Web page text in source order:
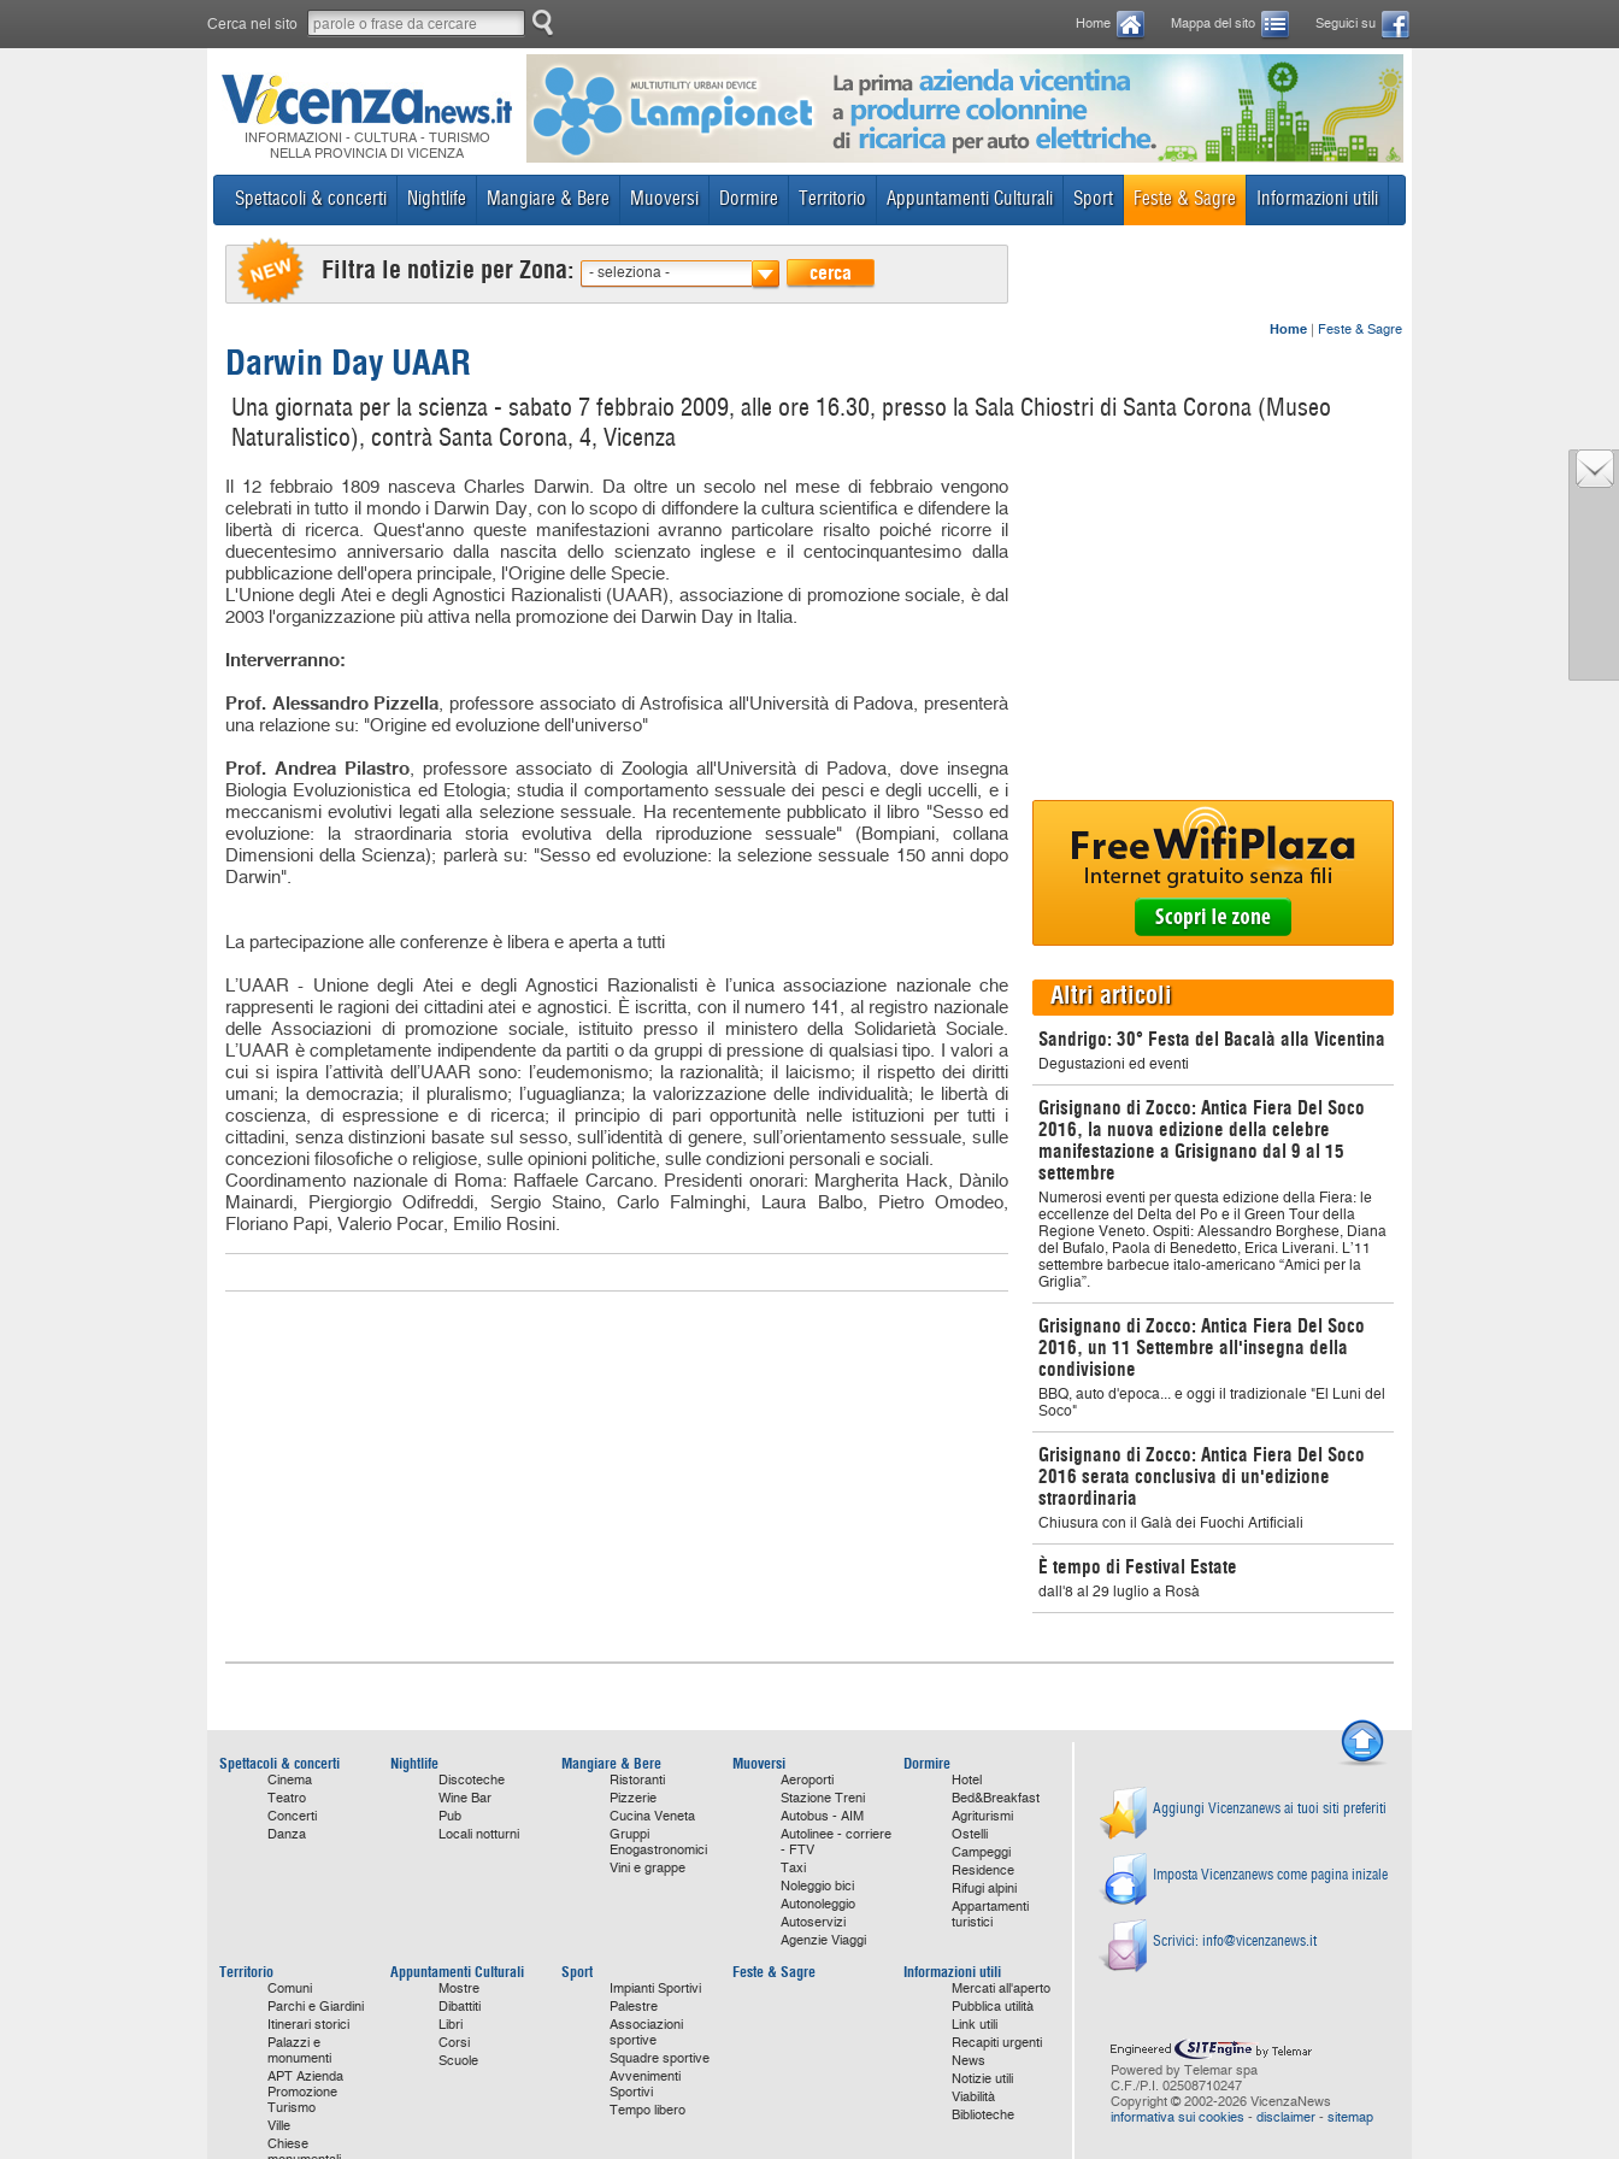
Cerca nel sito Home Mappa del sito Seguici su
INFORMAZIONI - CULTURA - TURISMO
NELLA PROVINCIA DI VICENZA
Spettacoli & concerti Nightlife Mangiare & Bere Muoversi Dormire Territorio Appuntamenti Culturali Sport Feste & Sagre Informazioni utili
Filtra le notizie per Zona: - seleziona - cerca
Home | Feste & Sagre
Darwin Day UAAR
Una giornata per la scienza - sabato 7 febbraio 2009, alle ore 16.30, presso la Sala Chiostri di Santa Corona (Museo
Naturalistico), contrà Santa Corona, 4, Vicenza
Il 12 febbraio 1809 nasceva Charles Darwin. Da oltre un secolo nel mese di febbraio vengono
celebrati in tutto il mondo i Darwin Day, con lo scopo di diffondere la cultura scientifica e difendere la
libertà di ricerca. Quest'anno queste manifestazioni avranno particolare risalto poiché ricorre il
duecentesimo anniversario dalla nascita dello scienzato inglese e il centocinquantesimo dalla
pubblicazione dell'opera principale, l'Origine delle Specie.
L'Unione degli Atei e degli Agnostici Razionalisti (UAAR), associazione di promozione sociale, è dal
2003 l'organizzazione più attiva nella promozione dei Darwin Day in Italia.
Interverranno:
Prof. Alessandro Pizzella, professore associato di Astrofisica all'Università di Padova, presenterà
una relazione su: "Origine ed evoluzione dell'universo"
Prof. Andrea Pilastro, professore associato di Zoologia all'Università di Padova, dove insegna
Biologia Evoluzionistica ed Etologia; studia il comportamento sessuale dei pesci e degli uccelli, e i
meccanismi evolutivi legati alla selezione sessuale. Ha recentemente pubblicato il libro "Sesso ed
evoluzione: la straordinaria storia evolutiva della riproduzione sessuale" (Bompiani, collana
Dimensioni della Scienza); parlerà su: "Sesso ed evoluzione: la selezione sessuale 150 anni dopo
Darwin".
La partecipazione alle conferenze è libera e aperta a tutti
L’UAAR - Unione degli Atei e degli Agnostici Razionalisti è l’unica associazione nazionale che
rappresenti le ragioni dei cittadini atei e agnostici. È iscritta, con il numero 141, al registro nazionale
delle Associazioni di promozione sociale, istituito presso il ministero della Solidarietà Sociale.
L’UAAR è completamente indipendente da partiti o da gruppi di pressione di qualsiasi tipo. I valori a
cui si ispira l’attività dell’UAAR sono: l’eudemonismo; la razionalità; il laicismo; il rispetto dei diritti
umani; la democrazia; il pluralismo; l’uguaglianza; la valorizzazione delle individualità; le libertà di
coscienza, di espressione e di ricerca; il principio di pari opportunità nelle istituzioni per tutti i
cittadini, senza distinzioni basate sul sesso, sull’identità di genere, sull’orientamento sessuale, sulle
concezioni filosofiche o religiose, sulle opinioni politiche, sulle condizioni personali e sociali.
Coordinamento nazionale di Roma: Raffaele Carcano. Presidenti onorari: Margherita Hack, Dànilo
Mainardi, Piergiorgio Odifreddi, Sergio Staino, Carlo Falminghi, Laura Balbo, Pietro Omodeo,
Floriano Papi, Valerio Pocar, Emilio Rosini.
Altri articoli
Sandrigo: 30° Festa del Bacalà alla Vicentina
Degustazioni ed eventi
Grisignano di Zocco: Antica Fiera Del Soco
2016, la nuova edizione della celebre
manifestazione a Grisignano dal 9 al 15
settembre
Numerosi eventi per questa edizione della Fiera: le
eccellenze del Delta del Po e il Green Tour della
Regione Veneto. Ospiti: Alessandro Borghese, Diana
del Bufalo, Paola di Benedetto, Erica Liverani. L’11
settembre barbecue italo-americano “Amici per la
Griglia”.
Grisignano di Zocco: Antica Fiera Del Soco
2016, un 11 Settembre all'insegna della
condivisione
BBQ, auto d'epoca... e oggi il tradizionale "El Luni del
Soco"
Grisignano di Zocco: Antica Fiera Del Soco
2016 serata conclusiva di un'edizione
straordinaria
Chiusura con il Galà dei Fuochi Artificiali
È tempo di Festival Estate
dall'8 al 29 luglio a Rosà
Spettacoli & concerti
Cinema
Teatro
Concerti
Danza
Nightlife
Discoteche
Wine Bar
Pub
Locali notturni
Mangiare & Bere
Ristoranti
Pizzerie
Cucina Veneta
Gruppi
Enogastronomici
Vini e grappe
Muoversi
Aeroporti
Stazione Treni
Autobus - AIM
Autolinee - corriere
- FTV
Taxi
Noleggio bici
Autonoleggio
Autoservizi
Agenzie Viaggi
Dormire
Hotel
Bed&Breakfast
Agriturismi
Ostelli
Campeggi
Residence
Rifugi alpini
Appartamenti
turistici
Territorio
Comuni
Parchi e Giardini
Itinerari storici
Palazzi e
monumenti
APT Azienda
Promozione
Turismo
Ville
Chiese
Appuntamenti Culturali
Mostre
Dibattiti
Libri
Corsi
Scuole
Sport
Impianti Sportivi
Palestre
Associazioni
sportive
Squadre sportive
Avvenimenti
Sportivi
Tempo libero
Feste & Sagre Informazioni utili
Mercati all'aperto
Pubblica utilità
Link utili
Recapiti urgenti
News
Notizie utili
Viabilità
Biblioteche
Aggiungi Vicenzanews ai tuoi siti preferiti
Imposta Vicenzanews come pagina inizale
Scrivici: info@vicenzanews.it
Powered by Telemar spa
C.F./P.I. 02508710247
Copyright © 2002-2026 VicenzaNews
informativa sui cookies - disclaimer - sitemap